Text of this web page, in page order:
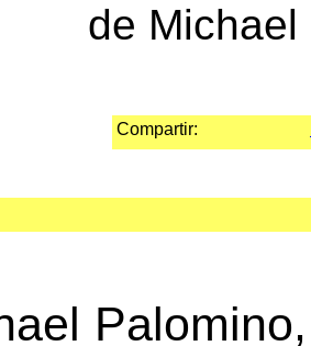
de
Compartir: